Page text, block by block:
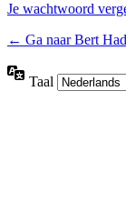
Je wachtwoord
← Ga naar Bert
Taal